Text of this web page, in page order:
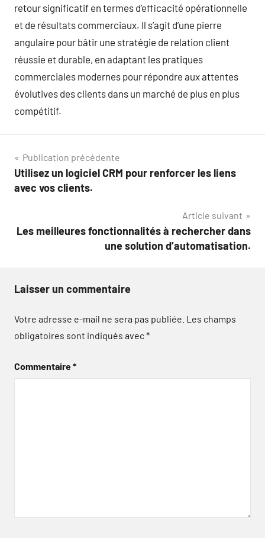
retour significatif en termes d’efficacité opérationnelle
et de résultats commerciaux. Il s’agit d’une pierre
angulaire pour bâtir une stratégie de relation client
réussie et durable, en adaptant les pratiques
commerciales modernes pour répondre aux attentes
évolutives des clients dans un marché de plus en plus
compétitif.
Navigation
de
Publication précédente
Utilisez un logiciel CRM pour renforcer les liens
avec vos clients.
Article suivant
Les meilleures fonctionnalités à rechercher dans
une solution d’automatisation.
Laisser un commentaire
Votre adresse e-mail ne sera pas publiée. Les champs
obligatoires sont indiqués avec*
Commentaire*